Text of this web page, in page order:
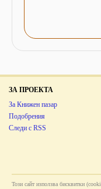
ЗА ПРОЕКТА
За Книжен пазар
Подобрения
Следи с RSS
Този сайт използва бисквитки